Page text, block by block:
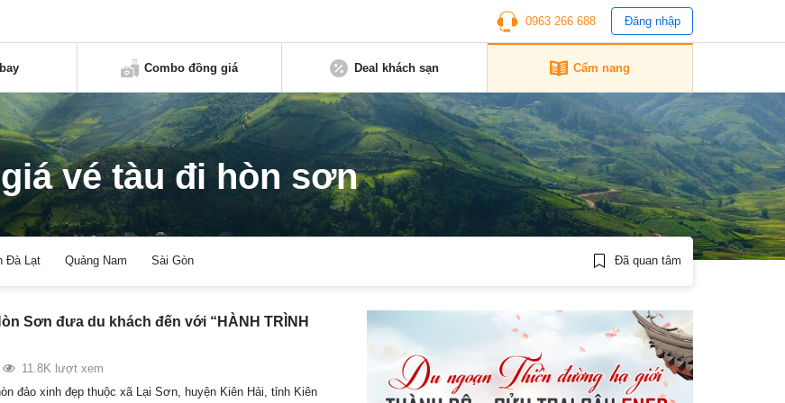
0963 266 688 Đăng nhập
Combo đồng giá Deal khách sạn Cẩm nang
giá vé tàu đi hòn sơn
Đà Lạt Quảng Nam Sài Gòn Đã quan tâm
Sơn đưa du khách đến với “HÀNH TRÌNH
11.8K lượt xem
đảo xinh đẹp thuộc xã Lại Sơn, huyện Kiên Hải, tỉnh Kiên